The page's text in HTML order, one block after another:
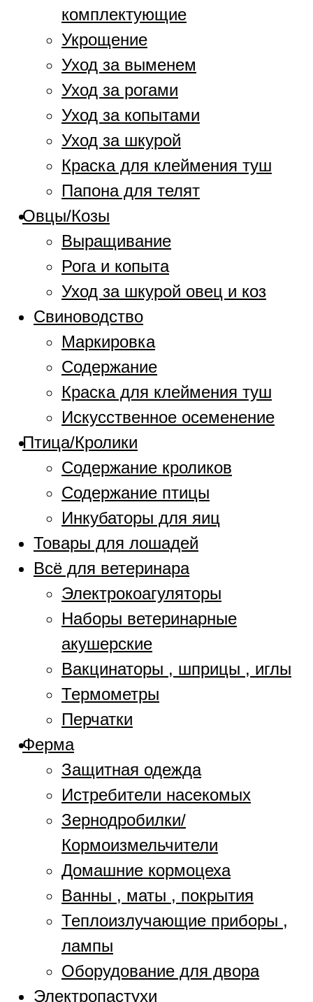
комплектующие
Укрощение
Уход за выменем
Уход за рогами
Уход за копытами
Уход за шкурой
Краска для клеймения туш
Папона для телят
Овцы/Козы
Выращивание
Рога и копыта
Уход за шкурой овец и коз
Свиноводство
Маркировка
Содержание
Краска для клеймения туш
Искусственное осеменение
Птица/Кролики
Содержание кроликов
Содержание птицы
Инкубаторы для яиц
Товары для лошадей
Всё для ветеринара
Электрокоагуляторы
Наборы ветеринарные
акушерские
Вакцинаторы , шприцы , иглы
Термометры
Перчатки
Ферма
Защитная одежда
Истребители насекомых
Зернодробилки/
Кормоизмельчители
Домашние кормоцеха
Ванны , маты , покрытия
Теплоизлучающие приборы ,
лампы
Оборудование для двора
Электропастухи